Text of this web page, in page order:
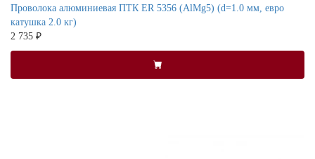
Проволока алюминиевая ПТК ER 5356 (AlMg5) (d=1.0 мм, евро
катушка 2.0 кг)
2 735 ₽